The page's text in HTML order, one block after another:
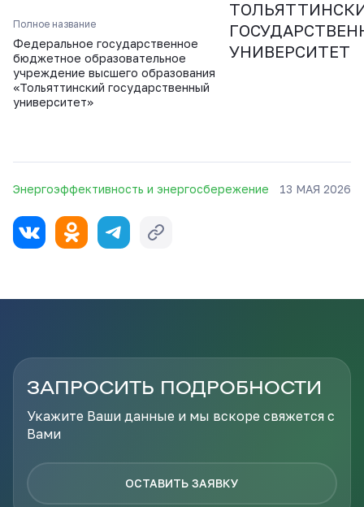
Полное название
Федеральное государственное
бюджетное образовательное
учреждение высшего образования
«Тольяттинский государственный
университет»
Энергоэффективность и энергосбережение 13 МАЯ 2026
ЗАПРОСИТЬ ПОДРОБНОСТИ
Укажите Ваши данные и мы вскоре свяжется с
Вами
ОСТАВИТЬ ЗАЯВКУ